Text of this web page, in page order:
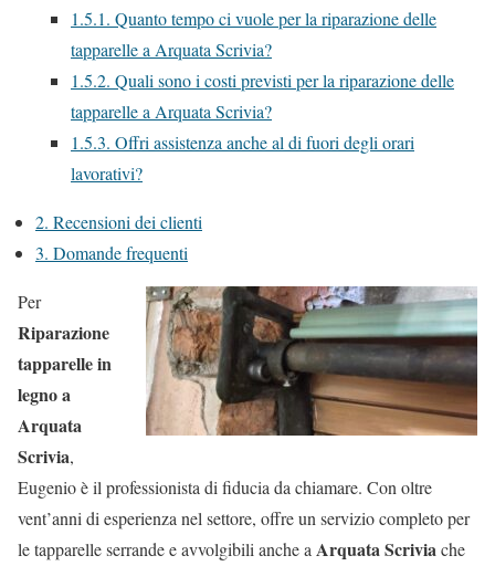
1.5.1. Quanto tempo ci vuole per la riparazione delle
tapparelle a Arquata Scrivia?
1.5.2. Quali sono i costi previsti per la riparazione delle
tapparelle a Arquata Scrivia?
1.5.3. Offri assistenza anche al di fuori degli orari
lavorativi?
2. Recensioni dei clienti
3. Domande frequenti
Per
Riparazione
tapparelle in
legno a
Arquata
Scrivia,
Eugenio è il professionista di fiducia da chiamare. Con oltre
vent’anni di esperienza nel settore, offre un servizio completo per
le tapparelle serrande e avvolgibili anche a Arquata Scriviache